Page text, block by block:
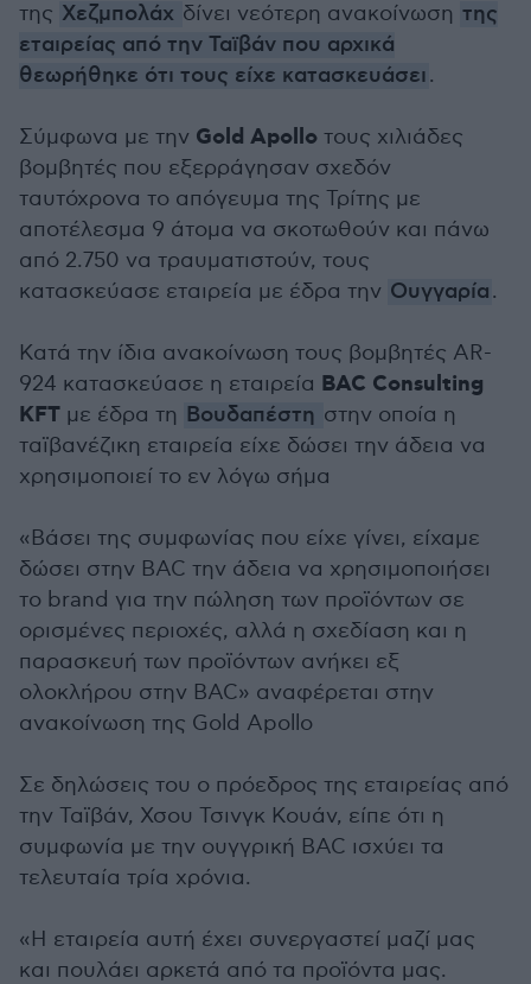
της Χεζμπολάχ δίνει νεότερη ανακοίνωση της
εταιρείας από την Ταϊβάν που αρχικά
θεωρήθηκε ότι τους είχε κατασκευάσει.
Σύμφωνα με την Gold Apollo τους χιλιάδες
βομβητές που εξερράγησαν σχεδόν
ταυτόχρονα το απόγευμα της Τρίτης με
αποτέλεσμα 9 άτομα να σκοτωθούν και πάνω
από 2.750 να τραυματιστούν, τους
κατασκεύασε εταιρεία με έδρα την Ουγγαρία.
Κατά την ίδια ανακοίνωση τους βομβητές AR-
924 κατασκεύασε η εταιρεία BAC Consulting
KFT με έδρα τη Βουδαπέστη στην οποία η
ταϊβανέζικη εταιρεία είχε δώσει την άδεια να
χρησιμοποιεί το εν λόγω σήμα
«Βάσει της συμφωνίας που είχε γίνει, είχαμε
δώσει στην BAC την άδεια να χρησιμοποιήσει
το brand για την πώληση των προϊόντων σε
ορισμένες περιοχές, αλλά η σχεδίαση και η
παρασκευή των προϊόντων ανήκει εξ
ολοκλήρου στην BAC» αναφέρεται στην
ανακοίνωση της Gold Apollo
Σε δηλώσεις του ο πρόεδρος της εταιρείας από
την Ταϊβάν, Χσου Τσινγκ Κουάν, είπε ότι η
συμφωνία με την ουγγρική BAC ισχύει τα
τελευταία τρία χρόνια.
«Η εταιρεία αυτή έχει συνεργαστεί μαζί μας
και πουλάει αρκετά από τα προϊόντα μας.